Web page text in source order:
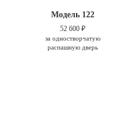
Модель 122
52 600 ₽
за одностворчатую
распашную дверь